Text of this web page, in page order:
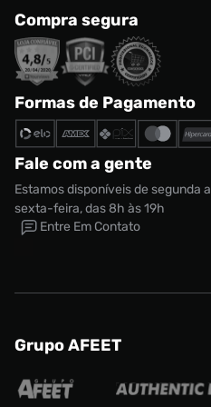
Compra segura
Formas de Pagamento
Fale com a gente
Estamos disponíveis de segunda a
sexta-feira, das 8h às 19h
Entre Em Contato
Grupo AFEET